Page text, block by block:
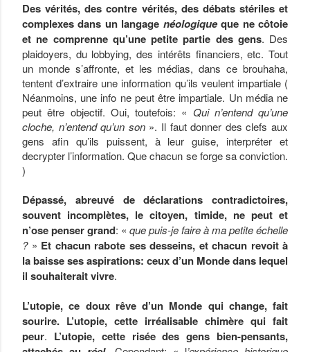
Des vérités, des contre vérités, des débats stériles et
complexes dans un langage néologiqueque ne côtoie
et ne comprenne qu’une petite partie des gens. Des
plaidoyers, du lobbying, des intérêts financiers, etc. Tout
un monde s’affronte, et les médias, dans ce brouhaha,
tentent d’extraire une information qu’ils veulent impartiale (
Néanmoins, une info ne peut être impartiale. Un média ne
peut être objectif. Oui, toutefois: « Qui n’entend qu’une
cloche, n’entend qu’un son». Il faut donner des clefs aux
gens afin qu’ils puissent, à leur guise, interpréter et
decrypter l’information. Que chacun se forge sa conviction.
)
Dépassé, abreuvé de déclarations contradictoires,
souvent incomplètes, le citoyen, timide, ne peut et
n’ose penser grand: « que puis-je faire à ma petite échelle
?» Et chacun rabote ses desseins, et chacun revoit à
la baisse ses aspirations: ceux d’un Monde dans lequel
il souhaiterait vivre.
L’utopie, ce doux rêve d’un Monde qui change, fait
sourire. L’utopie, cette irréalisable chimère qui fait
peur. L’utopie, cette risée des gens bien-pensants,